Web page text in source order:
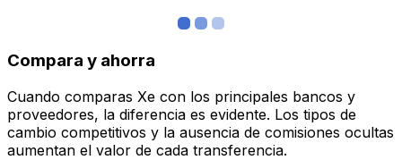
Compara y ahorra
Cuando comparas Xe con los principales bancos y
proveedores, la diferencia es evidente. Los tipos de
cambio competitivos y la ausencia de comisiones ocultas
aumentan el valor de cada transferencia.